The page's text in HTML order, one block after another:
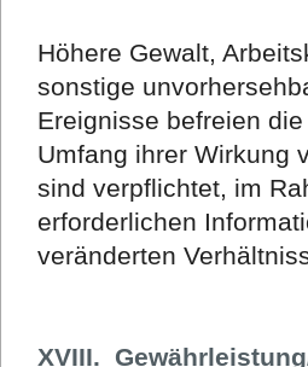
Höhere Gewalt,
sonstige
Ereignisse befreien
Umfang ihrer Wirkung
sind verpflichtet, im
erforderlichen
veränderten
XVIII.